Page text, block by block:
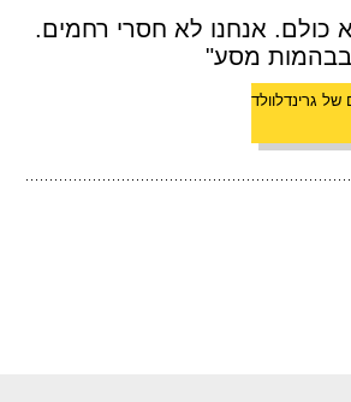
כולם. אנחנו לא חסרי רחמים.
בבהמות מסע"
גרינדלוולד